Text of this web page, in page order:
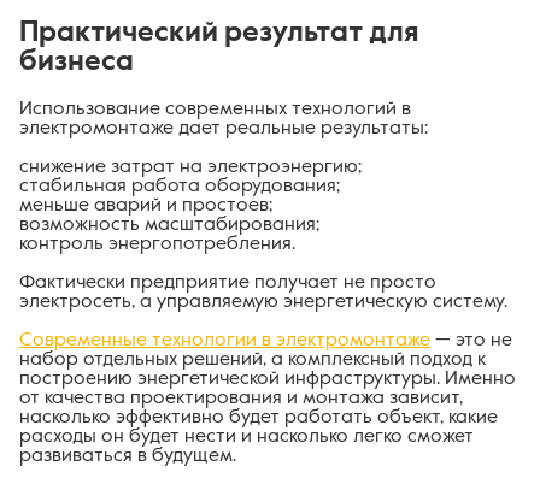
Практический результат для
бизнеса
Использование современных технологий в
электромонтаже дает реальные результаты:
снижение затрат на электроэнергию;
стабильная работа оборудования;
меньше аварий и простоев;
возможность масштабирования;
контроль энергопотребления.
Фактически предприятие получает не просто
электросеть, а управляемую энергетическую систему.
Современные технологии в электромонтаже — это не
набор отдельных решений, а комплексный подход к
построению энергетической инфраструктуры. Именно
от качества проектирования и монтажа зависит,
насколько эффективно будет работать объект, какие
расходы он будет нести и насколько легко сможет
развиваться в будущем.